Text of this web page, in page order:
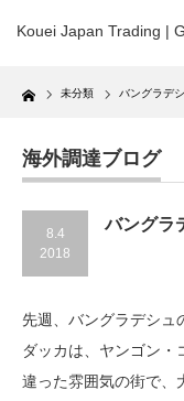
Kouei Japan Trading |
Home 未分類 バングラデ
海外調達ブログ
8.4
2018
バングラ
先週、バングラデシュ
ダッカは、ヤンゴン・
違った雰囲気の街で、